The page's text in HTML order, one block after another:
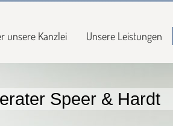
unsere Kanzlei Unsere Leistungen
Speer & Hardt